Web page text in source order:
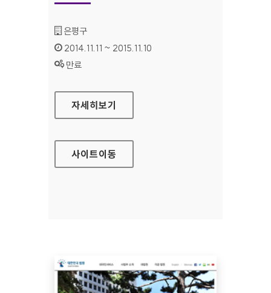
기관명 :
은평구
인증기간 :
2014.11.11 ~ 2015.11.10
상태 :
만료
은평구청 홈페이지
자세히보기
사이트이동